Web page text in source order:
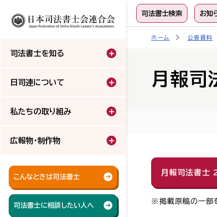
司法書士を知る
日司連について
私たちの取り組み
広報物・制作物
こんなときは司法書士
司法書士に相談したい人へ
司法書士検索 お知
ホーム 公表資料
月報司
月報司法書士
掲載原稿の一部